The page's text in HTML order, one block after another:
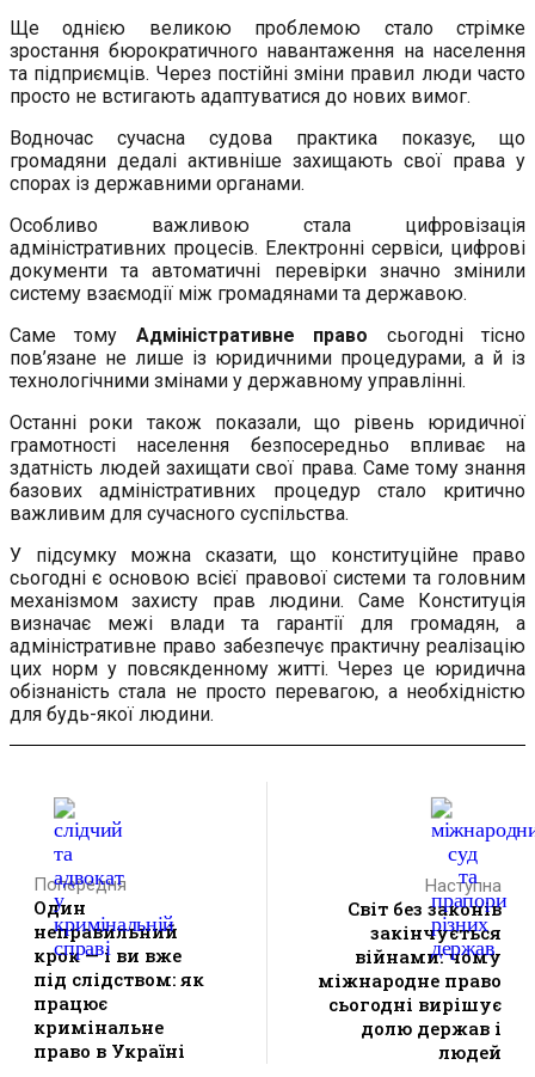
Ще однією великою проблемою стало стрімке
зростання бюрократичного навантаження на населення
та підприємців. Через постійні зміни правил люди часто
просто не встигають адаптуватися до нових вимог.
Водночас сучасна судова практика показує, що
громадяни дедалі активніше захищають свої права у
спорах із державними органами.
Особливо важливою стала цифровізація
адміністративних процесів. Електронні сервіси, цифрові
документи та автоматичні перевірки значно змінили
систему взаємодії між громадянами та державою.
Саме тому Адміністративне право сьогодні тісно
пов’язане не лише із юридичними процедурами, а й із
технологічними змінами у державному управлінні.
Останні роки також показали, що рівень юридичної
грамотності населення безпосередньо впливає на
здатність людей захищати свої права. Саме тому знання
базових адміністративних процедур стало критично
важливим для сучасного суспільства.
У підсумку можна сказати, що конституційне право
сьогодні є основою всієї правової системи та головним
механізмом захисту прав людини. Саме Конституція
визначає межі влади та гарантії для громадян, а
адміністративне право забезпечує практичну реалізацію
цих норм у повсякденному житті. Через це юридична
обізнаність стала не просто перевагою, а необхідністю
для будь-якої людини.
Попередня
Один
неправильний
крок — і ви вже
під слідством: як
працює
кримінальне
право в Україні
Наступна
Світ без законів
закінчується
війнами: чому
міжнародне право
сьогодні вирішує
долю держав і
людей